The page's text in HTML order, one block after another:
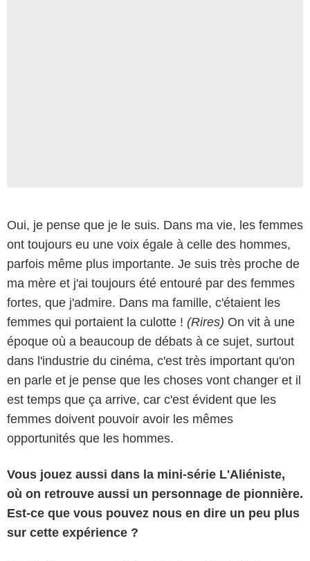
Oui, je pense que je le suis. Dans ma vie, les femmes
ont toujours eu une voix égale à celle des hommes,
parfois même plus importante. Je suis très proche de
ma mère et j'ai toujours été entouré par des femmes
fortes, que j'admire. Dans ma famille, c'étaient les
femmes qui portaient la culotte ! (Rires) On vit à une
époque où a beaucoup de débats à ce sujet, surtout
dans l'industrie du cinéma, c'est très important qu'on
en parle et je pense que les choses vont changer et il
est temps que ça arrive, car c'est évident que les
femmes doivent pouvoir avoir les mêmes
opportunités que les hommes.
Vous jouez aussi dans la mini-série L'Aliéniste,
où on retrouve aussi un personnage de pionnière.
Est-ce que vous pouvez nous en dire un peu plus
sur cette expérience ?